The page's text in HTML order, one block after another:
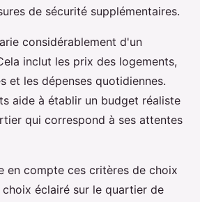
de sécurité supplémentaires.
considérablement d'un
inclut les prix des logements,
et les dépenses quotidiennes.
aide à établir un budget réaliste
qui correspond à ses attentes
en compte ces critères de choix
éclairé sur le quartier de